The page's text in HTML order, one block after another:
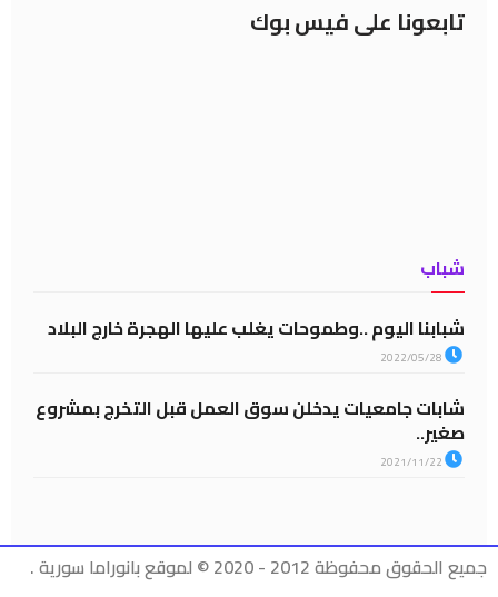
تابعونا على فيس بوك
شباب
شبابنا اليوم ..وطموحات يغلب عليها الهجرة خارج البلاد
شابات جامعيات يدخلن سوق العمل قبل التخرج بمشروع
صغير..
جميع الحقوق محفوظة 2012 - 2020 © لموقع بانوراما سورية .